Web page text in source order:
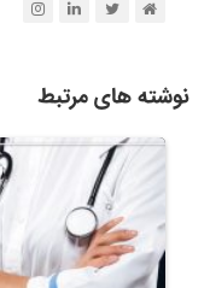
نوشته های مرتبط